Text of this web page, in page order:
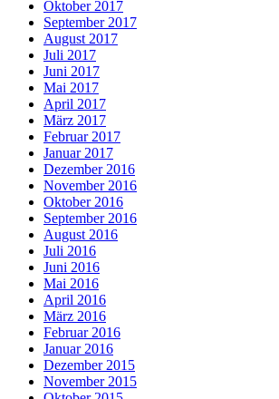
Oktober 2017
September 2017
August 2017
Juli 2017
Juni 2017
Mai 2017
April 2017
März 2017
Februar 2017
Januar 2017
Dezember 2016
November 2016
Oktober 2016
September 2016
August 2016
Juli 2016
Juni 2016
Mai 2016
April 2016
März 2016
Februar 2016
Januar 2016
Dezember 2015
November 2015